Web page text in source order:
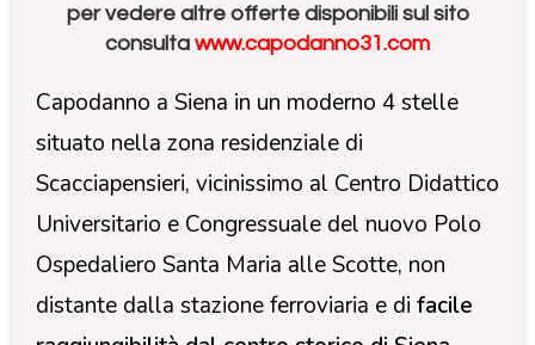
per vedere altre offerte disponibili sul sito
consulta www.capodanno31.com
Capodanno a Siena in un moderno 4 stelle
situato nella zona residenziale di
Scacciapensieri, vicinissimo al Centro Didattico
Universitario e Congressuale del nuovo Polo
Ospedaliero Santa Maria alle Scotte, non
distante dalla stazione ferroviaria e di facile